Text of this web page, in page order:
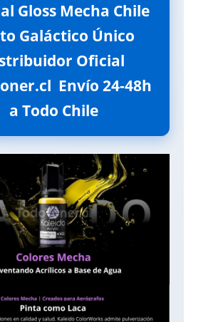
Gloss Mecha Chile 
Galáctico Único 
Oficial
 Envío 24-48h
a Todo Chile